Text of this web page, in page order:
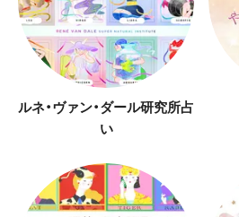
ルネ・ヴァン・ダール研究所占
い